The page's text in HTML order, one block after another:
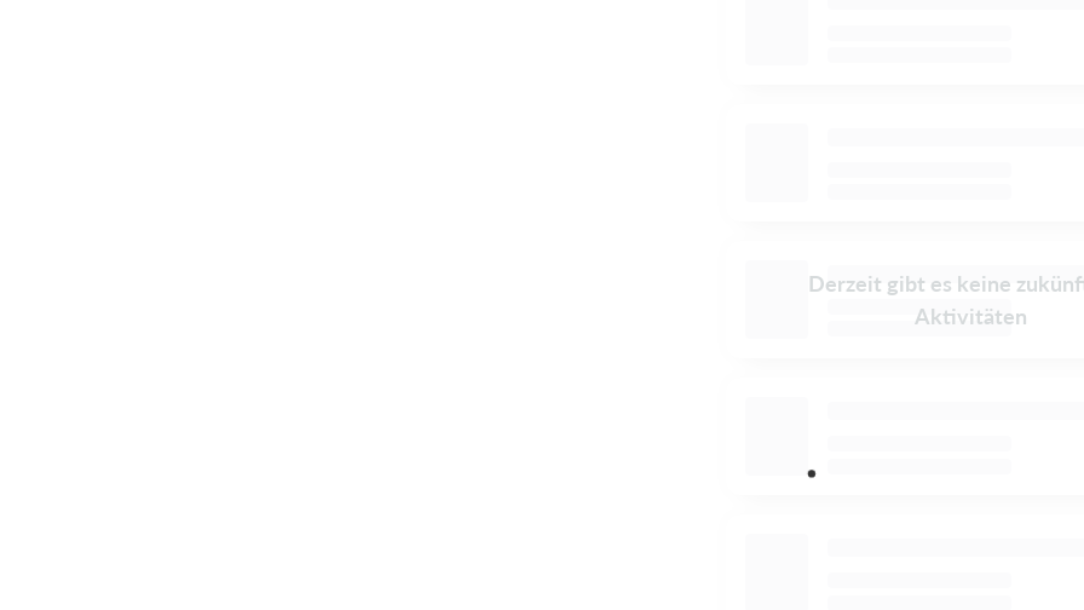
Derzeit gibt es keine
Aktivitäten